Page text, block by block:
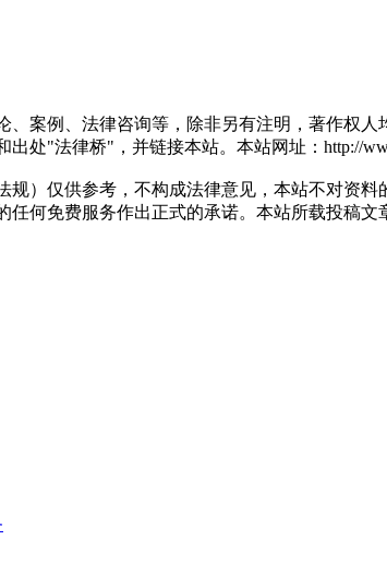
、案例、法律咨询等，除非另有注明，著作权
处"法律桥"，并链接本站。本站网址：http://
仅供参考，不构成法律意见，本站不对资料
何免费服务作出正式的承诺。本站所载投稿